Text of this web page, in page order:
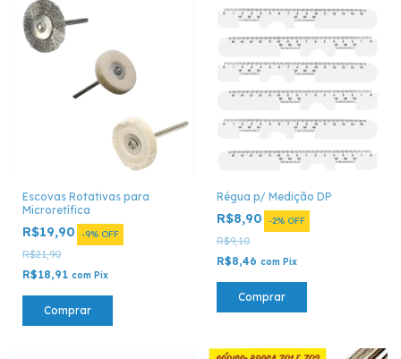
Escovas Rotativas para
Microretífica
R$19,90 -9% OFF
R$21,90
R$18,91 com Pix
Comprar
Régua p/ Medição DP
R$8,90 -2% OFF
R$9,10
R$8,46 com Pix
Comprar